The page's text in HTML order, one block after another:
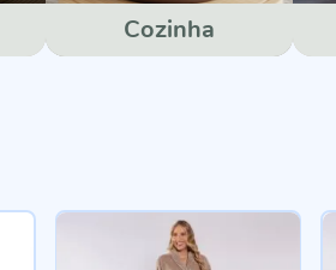
Cozinha